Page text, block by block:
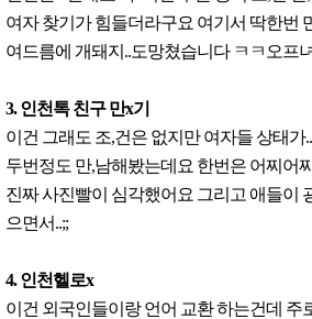
여자 찾기가 힘들더라구요 여기서 딱한번
여드름에 개돼지..도망쳤습니다 ㅋㅋ오프
3. 인천톡 친구 만x기
이건 그래도 조,건은 없지만 여자들 상태가
두번정도 만,남해봤는데요 한번은 어찌어
진짜 사진빨이 심각했어요 그리고 애들이
으면서..;;
4. 인천헬로x
이건 외국인들이랑 언어 교환 하는건데 주